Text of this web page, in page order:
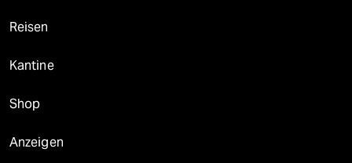
Reisen
Kantine
Shop
Anzeigen